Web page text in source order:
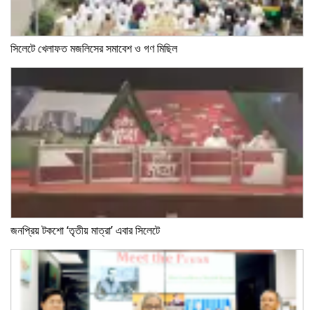
সিলেটে খেলাফত মজলিসের সমাবেশ ও গণ মিছিল
জনপ্রিয় টকশো ‘তৃতীয় মাত্রা’ এবার সিলেটে